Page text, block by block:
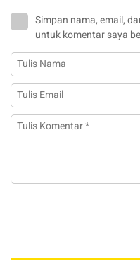
Simpan nama, email,
untuk komentar saya